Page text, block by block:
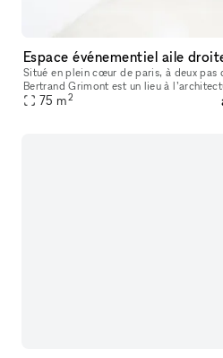
Espace événementiel aile
Situé en plein cœur de paris, à deux pas
Bertrand Grimont est un lieu à l’architecture
longueur (24m) avec une très belle
75 m2